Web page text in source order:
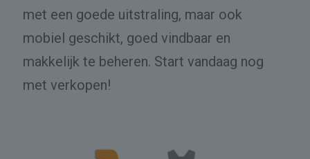
met een goede uitstraling, maar ook
mobiel geschikt, goed vindbaar en
makkelijk te beheren. Start vandaag nog
met verkopen!